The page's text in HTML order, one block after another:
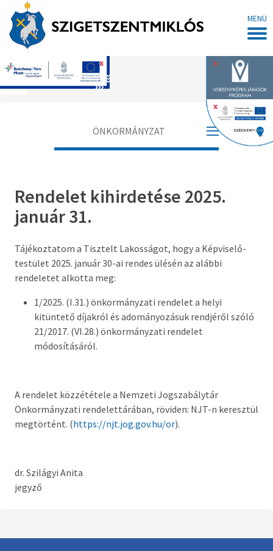
MENÜ
x
x
x
Főoldal
ÖNKORMÁNYZAT
Alpolgármester
Jegyző
Aljegyző
Országgyűlési képviselő
Képviselő-testület tagok és munkatervek
Képviselő-testületi és bizottsági ülések
anyagai
Képviselő-testületi tagok önéletrajzai,
vagyonnyilatkozatok
Rendeletek kihirdetése
Rendelet kihirdetése 2025.
január 31.
Tájékoztatom a Tisztelt Lakosságot, hogy a Képviselő-
testület 2025. január 30-ai rendes ülésén az alábbi
rendeletet alkotta meg:
1/2025. (I.31.) önkormányzati rendelet a helyi
kitüntető díjakról és adományozásuk rendjéről szóló
21/2017. (VI.28.) önkormányzati rendelet
módosításáról.
A rendelet közzététele a Nemzeti Jogszabálytár
Önkormányzati rendelettárában, röviden: NJT-n keresztül
megtörtént. (https://njt.jog.gov.hu/or).
dr. Szilágyi Anita
jegyző